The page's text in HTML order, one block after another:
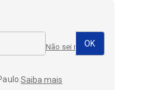
Não sei meu CEP
Saiba mais